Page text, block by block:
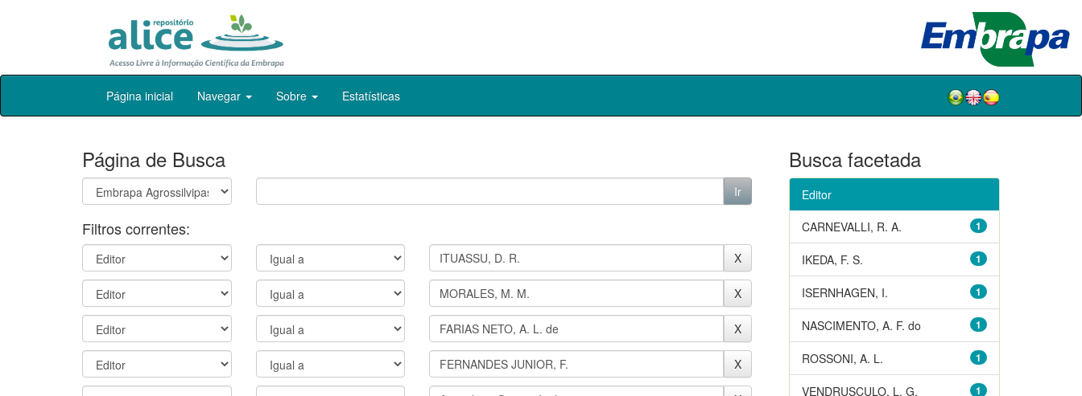
Skip
Página inicial Navegar Sobre Estatísticas
Página de Busca
Filtros correntes:
Busca facetada
Editor
1
CARNEVALLI, R. A.
1
IKEDA, F. S.
1
ISERNHAGEN, I.
1
NASCIMENTO, A. F. do
1
ROSSONI, A. L.
1
VENDRUSCULO, L. G.